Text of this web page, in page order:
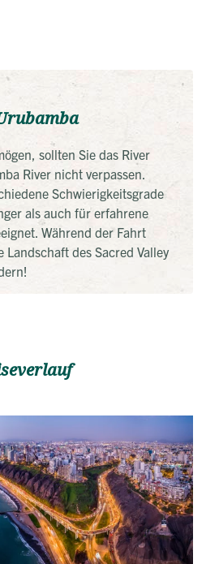
Abenteuerlustige entwickelt, die
Expertise kombinieren wir
mit kulturellen Highlights und
Sicherheit und
im Fokus. Mit erfahrenen
Planung garantieren wir
perfekt für aktive Reisende, die
spüren möchten.
sollten Sie das River
River nicht verpassen.
Schwierigkeitsgrade
als auch für erfahrene
Während der Fahrt
des Sacred Valley